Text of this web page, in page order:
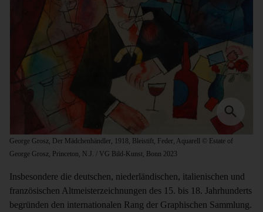
George Grosz, Der Mädchenhändler, 1918, Bleistift, Feder, Aquarell © Estate of
George Grosz, Princeton, N.J. / VG Bild-Kunst, Bonn 2023
Insbesondere die deutschen, niederländischen, italienischen und
französischen Altmeisterzeichnungen des 15. bis 18. Jahrhunderts
begründen den internationalen Rang der Graphischen Sammlung.